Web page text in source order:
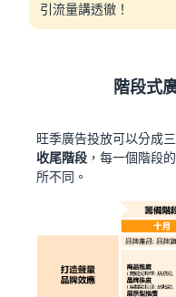
引流量講透徹！
階段式
旺季廣告投放可以分成三
收尾階段 ，每一個階段
所不同。